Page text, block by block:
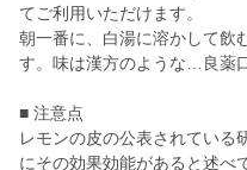
てご利用いただけます。
朝一番に、白湯に溶かして飲
す。味は漢方のような…良薬
■ 注意点
レモンの皮の公表されている
にその効果効能があると述べ